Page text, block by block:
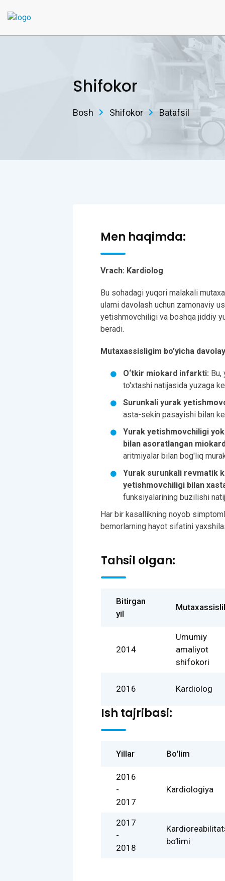
Shifokor
Bosh Shifokor Batafsil
Men haqimda:
Vrach: Kardiolog
Bu sohadagi yuqori malakali
ularni davolash uchun zamonaviy
yetishmovchiligi va boshqa jiddiy
beradi.
Mutaxassisligim bo'yicha
O‘tkir miokard infarkti: Bu,
to'xtashi natijasida yuzaga
Surunkali yurak
asta-sekin pasayishi bilan
Yurak yetishmovchiligi
bilan asoratlangan
aritmiyalar bilan bog'liq
Yurak surunkali revmatik
yetishmovchiligi bilan
funksiyalarining buzilishi
Har bir kasallikning noyob
bemorlarning hayot sifatini
Tahsil olgan:
Bitirgan
yil
2014
Umumiy
amaliyot
shifokori
2016 Kardiolog
Ish tajribasi:
Yillar Bo'lim
2016
-
2017
Kardiologiya
2017
-
2018
bo’limi